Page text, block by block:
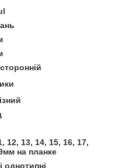
12, 13, 14, 15, 16, 17,
на планке
однотипні